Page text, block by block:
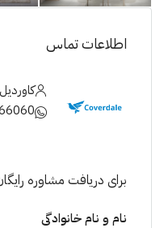
اطلاعات تماس
کاوردیل
برای دریافت مشاوره
نام و نام خانوادگی